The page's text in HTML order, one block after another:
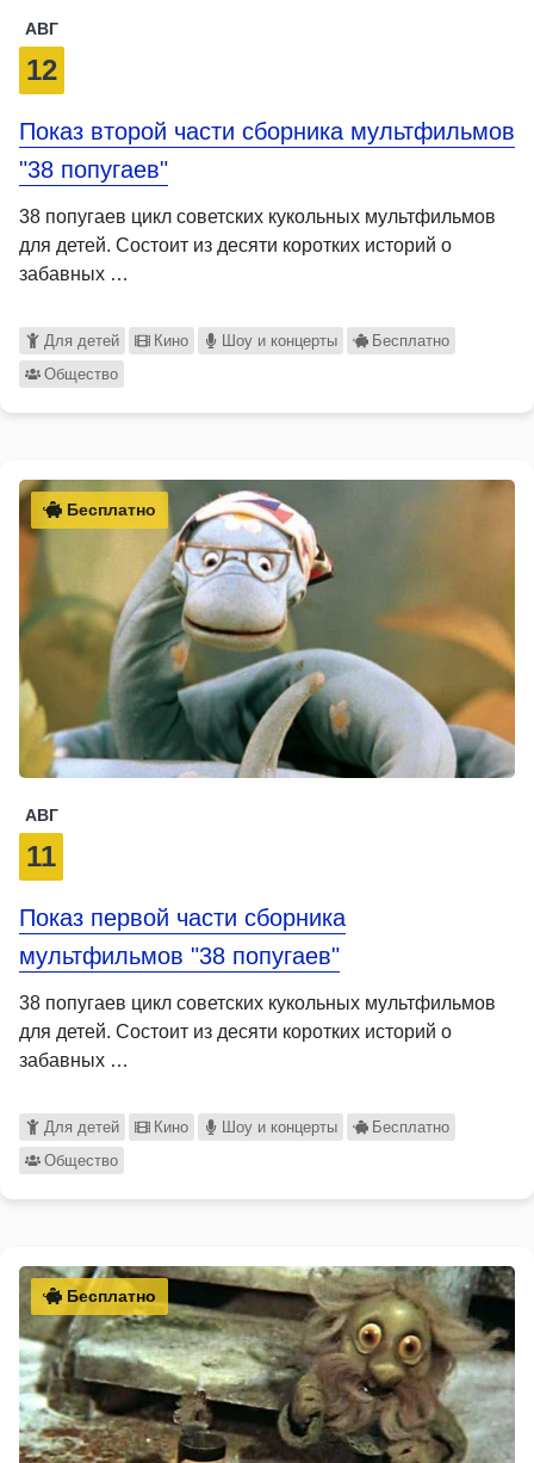
АВГ
12
Показ второй части сборника мультфильмов
"38 попугаев"
38 попугаев цикл советских кукольных мультфильмов
для детей. Состоит из десяти коротких историй о
забавных …
Для детей Кино Шоу и концерты
Бесплатно
Общество
Бесплатно
АВГ
11
Показ первой части сборника
мультфильмов "38 попугаев"
38 попугаев цикл советских кукольных мультфильмов
для детей. Состоит из десяти коротких историй о
забавных …
Для детей Кино Шоу и концерты
Бесплатно
Общество
Бесплатно